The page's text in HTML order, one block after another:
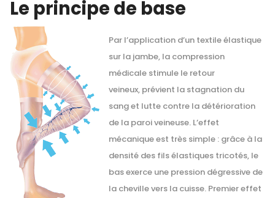
Le principe de base
Par l’application d’un textile élastique
sur la jambe, la compression
médicale stimule le retour
veineux, prévient la stagnation du
sang et lutte contre la détérioration
de la paroi veineuse. L’effet
mécanique est très simple : grâce à la
densité des fils élastiques tricotés, le
bas exerce une pression dégressive de
la cheville vers la cuisse. Premier effet